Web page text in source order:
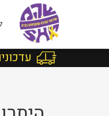
בישראל